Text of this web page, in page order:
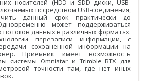
носителей (HDD и SDD диски, USB-
посредством USB-соединения,
данный срок практически до
может поддерживаться
потоков данных в различных форматах.
перезаписи информации, с
сохраненной информации на
Приемник имеет возможность
системы Omnistar и Trimble RTX для
точности там, где нет иных